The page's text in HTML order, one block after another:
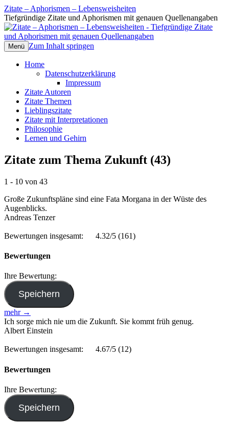
Zitate – Aphorismen – Lebensweisheiten
Tiefgründige Zitate und Aphorismen mit genauen Quellenangaben
Menü Zum Inhalt springen
Home
Datenschutzerklärung
Impressum
Zitate Autoren
Zitate Themen
Lieblingszitate
Zitate mit Interpretationen
Philosophie
Lernen und Gehirn
Zitate zum Thema Zukunft (43)
1 - 10 von 43
Große Zukunftspläne sind eine Fata Morgana in der Wüste des
Augenblicks.
Andreas Tenzer
Bewertungen insgesamt: 4.32/5 (161)
Bewertungen
Ihre Bewertung:
mehr →
Ich sorge mich nie um die Zukunft. Sie kommt früh genug.
Albert Einstein
Bewertungen insgesamt: 4.67/5 (12)
Bewertungen
Ihre Bewertung: